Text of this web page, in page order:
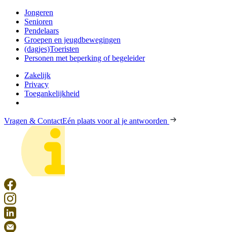
Jongeren
Senioren
Pendelaars
Groepen en jeugdbewegingen
(dagjes)Toeristen
Personen met beperking of begeleider
Zakelijk
Privacy
Toegankelijkheid
Vragen & ContactEén plaats voor al je antwoorden